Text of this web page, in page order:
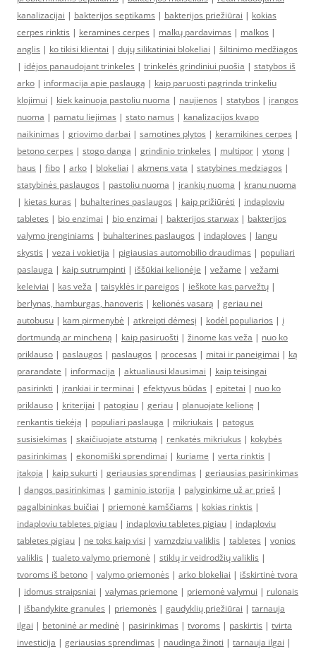
kanalizacijai | bakterijos septikams | bakterijos priežiūrai | kokias
cerpes rinktis | keramines cerpes | malkų pardavimas | malkos |
anglis | ko tikisi klientai | dujų silikatiniai blokeliai | šiltinimo medžiagos
| idėjos panaudojant trinkeles | trinkelės grindiniui puošia | statybos iš
arko | informacija apie paslaugą | kaip paruosti pagrinda trinkeliu
klojimui | kiek kainuoja pastoliu nuoma | naujienos | statybos | įrangos
nuoma | pamatu liejimas | stato namus | kanalizacijos kvapo
naikinimas | griovimo darbai | samotines plytos | keramikines cerpes |
betono cerpes | stogo danga | grindinio trinkeles | multipor | ytong |
haus | fibo | arko | blokeliai | akmens vata | statybines medziagos |
statybinės paslaugos | pastoliu nuoma | įrankių nuoma | kranu nuoma
| kietas kuras | buhalterines paslaugos | kaip prižiūrėti | indaploviu
tabletes | bio enzimai | bio enzimai | bakterijos starwax | bakterijos
valymo įrenginiams | buhalterines paslaugos | indaploves | langu
skystis | veza i vokietija | pigiausias automobilio draudimas | populiari
paslauga | kaip sutrumpinti | iššūkiai kelionėje | vežame | vežami
keleiviai | kas veža | taisyklės ir pareigos | ieškote kas parvežtų |
berlynas, hamburgas, hanoveris | kelionės vasarą | geriau nei
autobusu | kam pirmenybė | atkreipti dėmesį | kodėl populiarios | į
dortmundą ar mincheną | kaip pasiruošti | žinome kas veža | nuo ko
priklauso | paslaugos | paslaugos | procesas | mitai ir paneigimai | ką
prarandate | informacija | aktualiausi klausimai | kaip teisingai
pasirinkti | įrankiai ir terminai | efektyvus būdas | epitetai | nuo ko
priklauso | kriterijai | patogiau | geriau | planuojate kelionę |
renkantis tiekėją | populiari paslauga | mikriukais | patogus
susisiekimas | skaičiuojate atstumą | renkatės mikriukus | kokybės
pasirinkimas | ekonomiški sprendimai | kuriame | verta rinktis |
įtakoja | kaip sukurti | geriausias sprendimas | geriausias pasirinkimas
| dangos pasirinkimas | gaminio istorija | palyginkime už ar prieš |
pagalbininkas buičiai | priemonė kamščiams | kokias rinktis |
indaploviu tabletes pigiau | indaploviu tabletes pigiau | indaploviu
tabletes pigiau | ne toks kaip visi | vamzdziu valiklis | tabletes | vonios
valiklis | tualeto valymo priemonė | stiklų ir veidrodžių valiklis |
tvoroms iš betono | valymo priemonės | arko blokeliai | išskirtinė tvora
| idomus straipsniai | valymas priemone | priemonė valymui | rulonais
| išbandykite granules | priemonės | gaudyklių priežiūrai | tarnauja
ilgai | betoninė ar medinė | pasirinkimas | tvoroms | paskirtis | tvirta
investicija | geriausias sprendimas | naudinga žinoti | tarnauja ilgai |